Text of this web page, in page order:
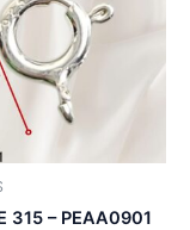
315 – PEAA0901